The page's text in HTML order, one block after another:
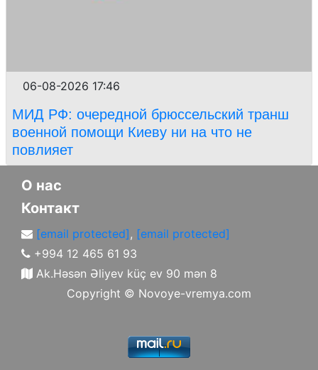
06-08-2026 17:46
МИД РФ: очередной брюссельский транш
военной помощи Киеву ни на что не
повлияет
О нас
Контакт
[email protected], [email protected]
+994 12 465 61 93
Ak.Həsən Əliyev küç ev 90 mən 8
Copyright © Novoye-vremya.com